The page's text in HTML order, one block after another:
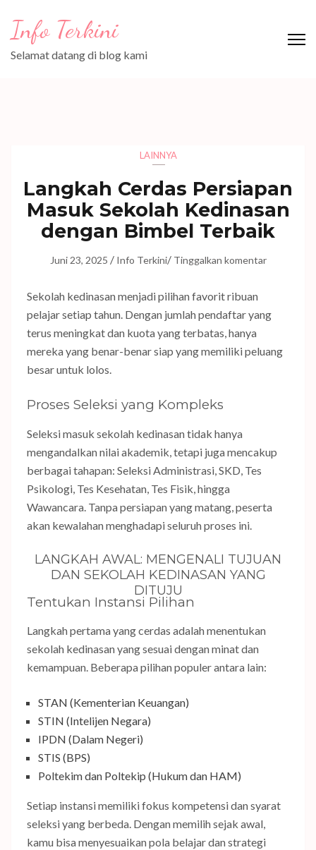
konten
(Tekan
Info Terkini
Selamat datang di blog kami
LAINNYA
Langkah Cerdas Persiapan
Masuk Sekolah Kedinasan
dengan Bimbel Terbaik
Juni 23, 2025 / Info Terkini/ Tinggalkan komentar
Sekolah kedinasan menjadi pilihan favorit ribuan
pelajar setiap tahun. Dengan jumlah pendaftar yang
terus meningkat dan kuota yang terbatas, hanya
mereka yang benar-benar siap yang memiliki peluang
besar untuk lolos.
Proses Seleksi yang Kompleks
Seleksi masuk sekolah kedinasan tidak hanya
mengandalkan nilai akademik, tetapi juga mencakup
berbagai tahapan: Seleksi Administrasi, SKD, Tes
Psikologi, Tes Kesehatan, Tes Fisik, hingga
Wawancara. Tanpa persiapan yang matang, peserta
akan kewalahan menghadapi seluruh proses ini.
LANGKAH AWAL: MENGENALI TUJUAN
DAN SEKOLAH KEDINASAN YANG
DITUJU
Tentukan Instansi Pilihan
Langkah pertama yang cerdas adalah menentukan
sekolah kedinasan yang sesuai dengan minat dan
kemampuan. Beberapa pilihan populer antara lain:
STAN (Kementerian Keuangan)
STIN (Intelijen Negara)
IPDN (Dalam Negeri)
STIS (BPS)
Poltekim dan Poltekip (Hukum dan HAM)
Setiap instansi memiliki fokus kompetensi dan syarat
seleksi yang berbeda. Dengan memilih sejak awal,
kamu bisa menyesuaikan pola belajar dan strategi